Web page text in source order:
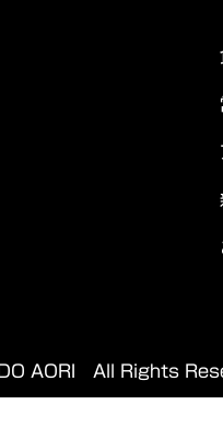
AORI All Rights